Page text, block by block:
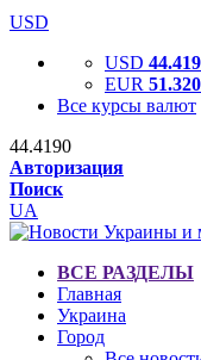
USD
USD
EUR
Все курсы валют
44.4190
Авторизация
Поиск
UA
ВСЕ РАЗДЕЛЫ
Главная
Украина
Город